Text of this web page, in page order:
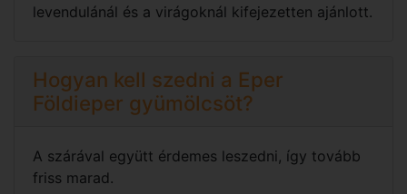
levendulánál és a virágoknál kifejezetten ajánlott.
Hogyan kell szedni a Eper
Földieper gyümölcsöt?
A szárával együtt érdemes leszedni, így tovább
friss marad.